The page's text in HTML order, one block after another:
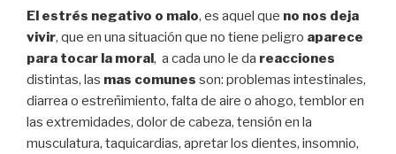
El estrés negativo o malo, es aquel que no nos deja
vivir, que en una situación que no tiene peligro aparece
para tocar la moral, a cada uno le da reacciones
distintas, las mas comunes son: problemas intestinales,
diarrea o estreñimiento, falta de aire o ahogo, temblor en
las extremidades, dolor de cabeza, tensión en la
musculatura, taquicardias, apretar los dientes, insomnio,